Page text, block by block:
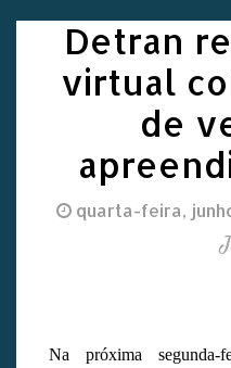
Detran
virtual
de
quarta-feira,
Na próxima segunda-